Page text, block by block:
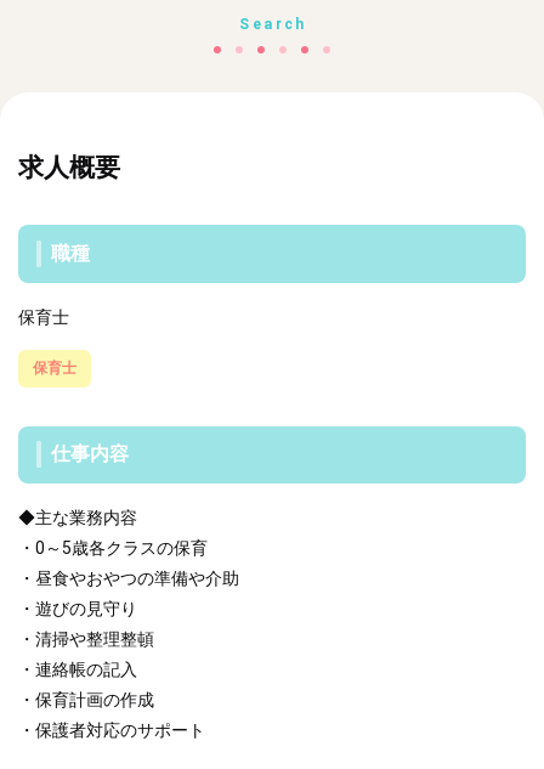
Search
求人概要
職種
保育士
保育士
仕事内容
◆主な業務内容
・0～5歳各クラスの保育
・昼食やおやつの準備や介助
・遊びの見守り
・清掃や整理整頓
・連絡帳の記入
・保育計画の作成
・保護者対応のサポート